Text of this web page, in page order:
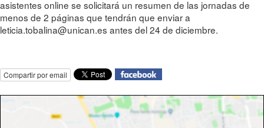
asistentes online se solicitará un resumen de las jornadas de
menos de 2 páginas que tendrán que enviar a
leticia.tobalina@unican.es antes del 24 de diciembre.
Compartir por email